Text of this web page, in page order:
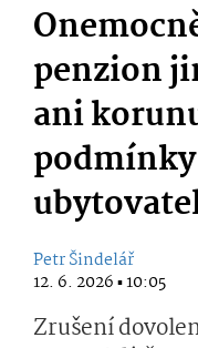
penzion
ani
Petr Šindelář
12. 6. 2026 ▪ 10:05
Zrušení